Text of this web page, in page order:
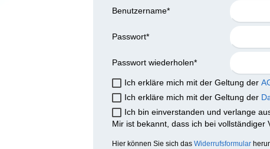
Benutzername*
Passwort*
Passwort wiederholen*
Ich erkläre mich mit der Geltung der
Ich erkläre mich mit der Geltung der
Ich bin einverstanden und verlange
Mir ist bekannt, dass ich bei
Hier können Sie sich das Widerrufsformular